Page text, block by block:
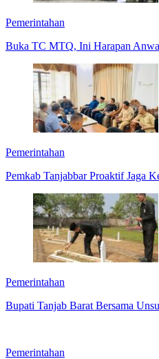
Pemerintahan
Buka TC MTQ, Ini Harapan
Pemerintahan
Pemkab Tanjabbar Proaktif Jaga
Pemerintahan
Bupati Tanjab Barat Bersama
Pemerintahan